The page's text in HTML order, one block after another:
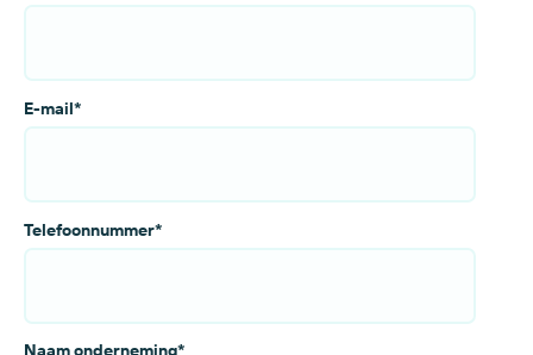
E-mail*
Telefoonnummer*